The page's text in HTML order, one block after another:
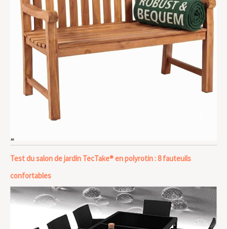
Test du salon de jardin TecTake® en polyrotin : 8 fauteuils
confortables